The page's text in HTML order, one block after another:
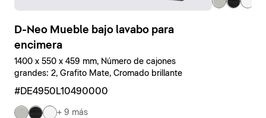
D-Neo Mueble bajo lavabo para
encimera
1400 x 550 x 459 mm, Número de cajones
grandes: 2, Grafito Mate, Cromado brillante
#DE4950L10490000
+ 9 más